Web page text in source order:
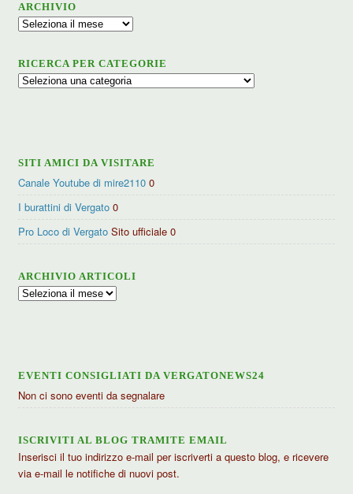
ARCHIVIO
Archivio
RICERCA PER CATEGORIE
Ricerca
SITI AMICI DA VISITARE
Canale Youtube di mire2110 0
I burattini di Vergato 0
Pro Loco di Vergato Sito ufficiale 0
ARCHIVIO ARTICOLI
Archivio
EVENTI CONSIGLIATI DA VERGATONEWS24
Non ci sono eventi da segnalare
ISCRIVITI AL BLOG TRAMITE EMAIL
Inserisci il tuo indirizzo e-mail per iscriverti a questo blog, e ricevere
via e-mail le notifiche di nuovi post.